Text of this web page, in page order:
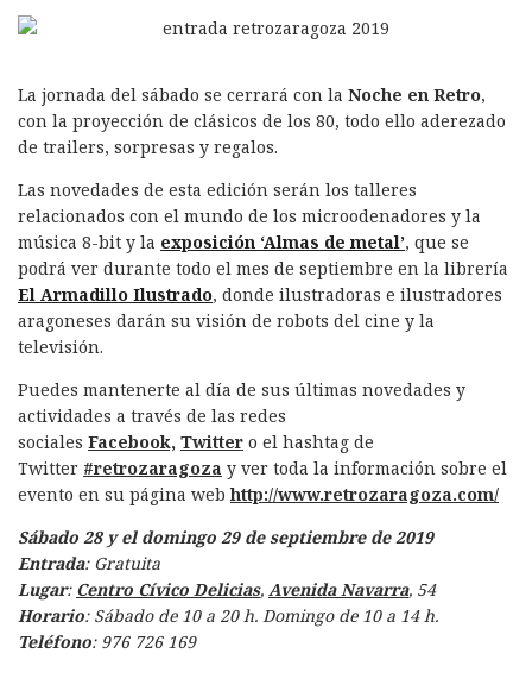
La jornada del sábado se cerrará con la Noche en Retro,
con la proyección de clásicos de los 80, todo ello aderezado
de trailers, sorpresas y regalos.
Las novedades de esta edición serán los talleres
relacionados con el mundo de los microodenadores y la
música 8-bit y la exposición ‘Almas de metal’, que se
podrá ver durante todo el mes de septiembre en la librería
El Armadillo Ilustrado, donde ilustradoras e ilustradores
aragoneses darán su visión de robots del cine y la
televisión.
Puedes mantenerte al día de sus últimas novedades y
actividades a través de las redes
sociales Facebook, Twitter o el hashtag de
Twitter #retrozaragoza y ver toda la información sobre el
evento en su página webhttp://www.retrozaragoza.com/
Sábado 28 y el domingo 29 de septiembre de 2019
Entrada: Gratuita
Lugar: Centro Cívico Delicias, Avenida Navarra, 54
Horario: Sábado de 10 a 20 h. Domingo de 10 a 14 h.
Teléfono: 976 726 169